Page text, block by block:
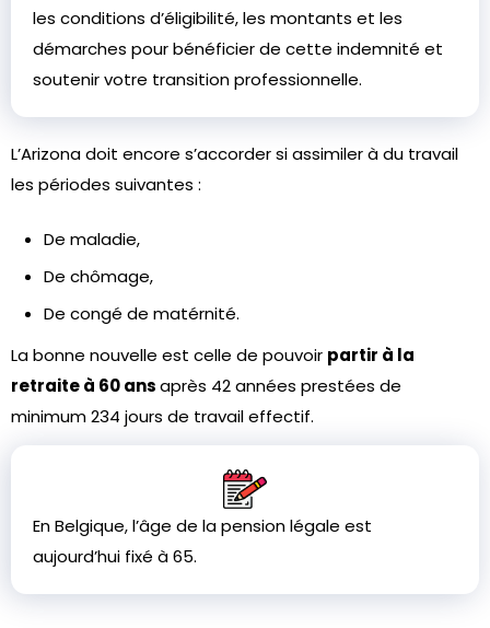
les conditions d’éligibilité, les montants et les
démarches pour bénéficier de cette indemnité et
soutenir votre transition professionnelle.
L’Arizona doit encore s’accorder si assimiler à du travail
les périodes suivantes :
De maladie,
De chômage,
De congé de matérnité.
La bonne nouvelle est celle de pouvoir partir à la
retraite à 60 ansaprès 42 années prestées de
minimum 234 jours de travail effectif.
En Belgique, l’âge de la pension légale est
aujourd’hui fixé à 65.